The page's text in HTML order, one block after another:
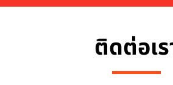
ติดต่อเร